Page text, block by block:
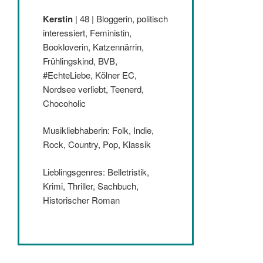
Kerstin | 48 | Bloggerin, politisch
interessiert, Feministin,
Bookloverin, Katzennärrin,
Frühlingskind, BVB,
#EchteLiebe, Kölner EC,
Nordsee verliebt, Teenerd,
Chocoholic
Musikliebhaberin: Folk, Indie,
Rock, Country, Pop, Klassik
Lieblingsgenres: Belletristik,
Krimi, Thriller, Sachbuch,
Historischer Roman